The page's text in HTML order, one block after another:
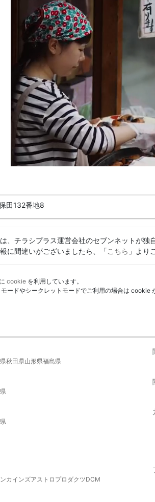
田132番地8
、チラシプラス運営会社のセブンネットが
に間違いがございましたら、「こちら 」より
cookie を利用しています。
ードやシークレットモードでご利用の場合は cookie
秋田県山形県福島県
カインズアストロプロダクツDCM